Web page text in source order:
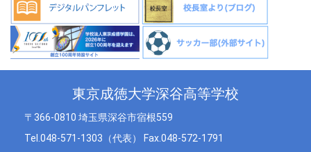
東京成徳大学深谷高等学校
〒366-0810 埼玉県深谷市宿根559
Tel.048-571-1303（代表） Fax.048-572-1791